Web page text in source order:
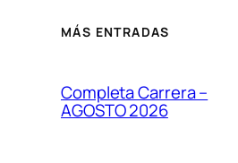
MÁS ENTRADAS
Completa Carrera –
AGOSTO 2026